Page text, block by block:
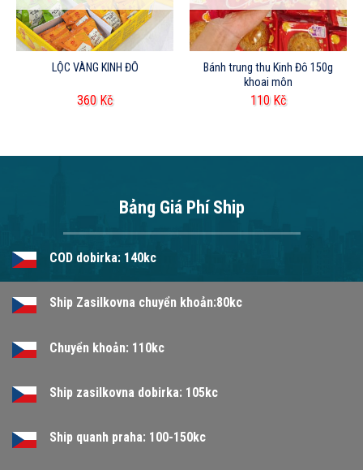
LỘC VÀNG KINH ĐÔ
360 Kč
Bánh trung thu Kinh Đô 150g
khoai môn
110 Kč
Bảng Giá Phí Ship
COD dobirka: 140kc
Ship Zasilkovna chuyển khoản:80kc
Chuyển khoản: 110kc
Ship zasilkovna dobirka: 105kc
Ship quanh praha: 100-150kc